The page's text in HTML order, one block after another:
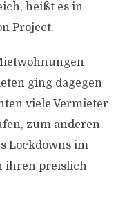
heißt es in
Project.
ging dagegen
viele Vermieter
zum anderen
Lockdowns im
ihren preislich